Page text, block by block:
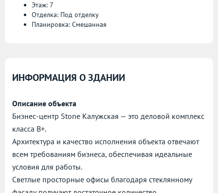
Этаж: 7
Отделка: Под отделку
Планировка: Смешанная
ИНФОРМАЦИЯ О ЗДАНИИ
Описание объекта
Бизнес-центр Stone Калужская — это деловой комплекс
класса B+.
Архитектура и качество исполнения объекта отвечают
всем требованиям бизнеса, обеспечивая идеальные
условия для работы.
Светлые просторные офисы благодаря стеклянному